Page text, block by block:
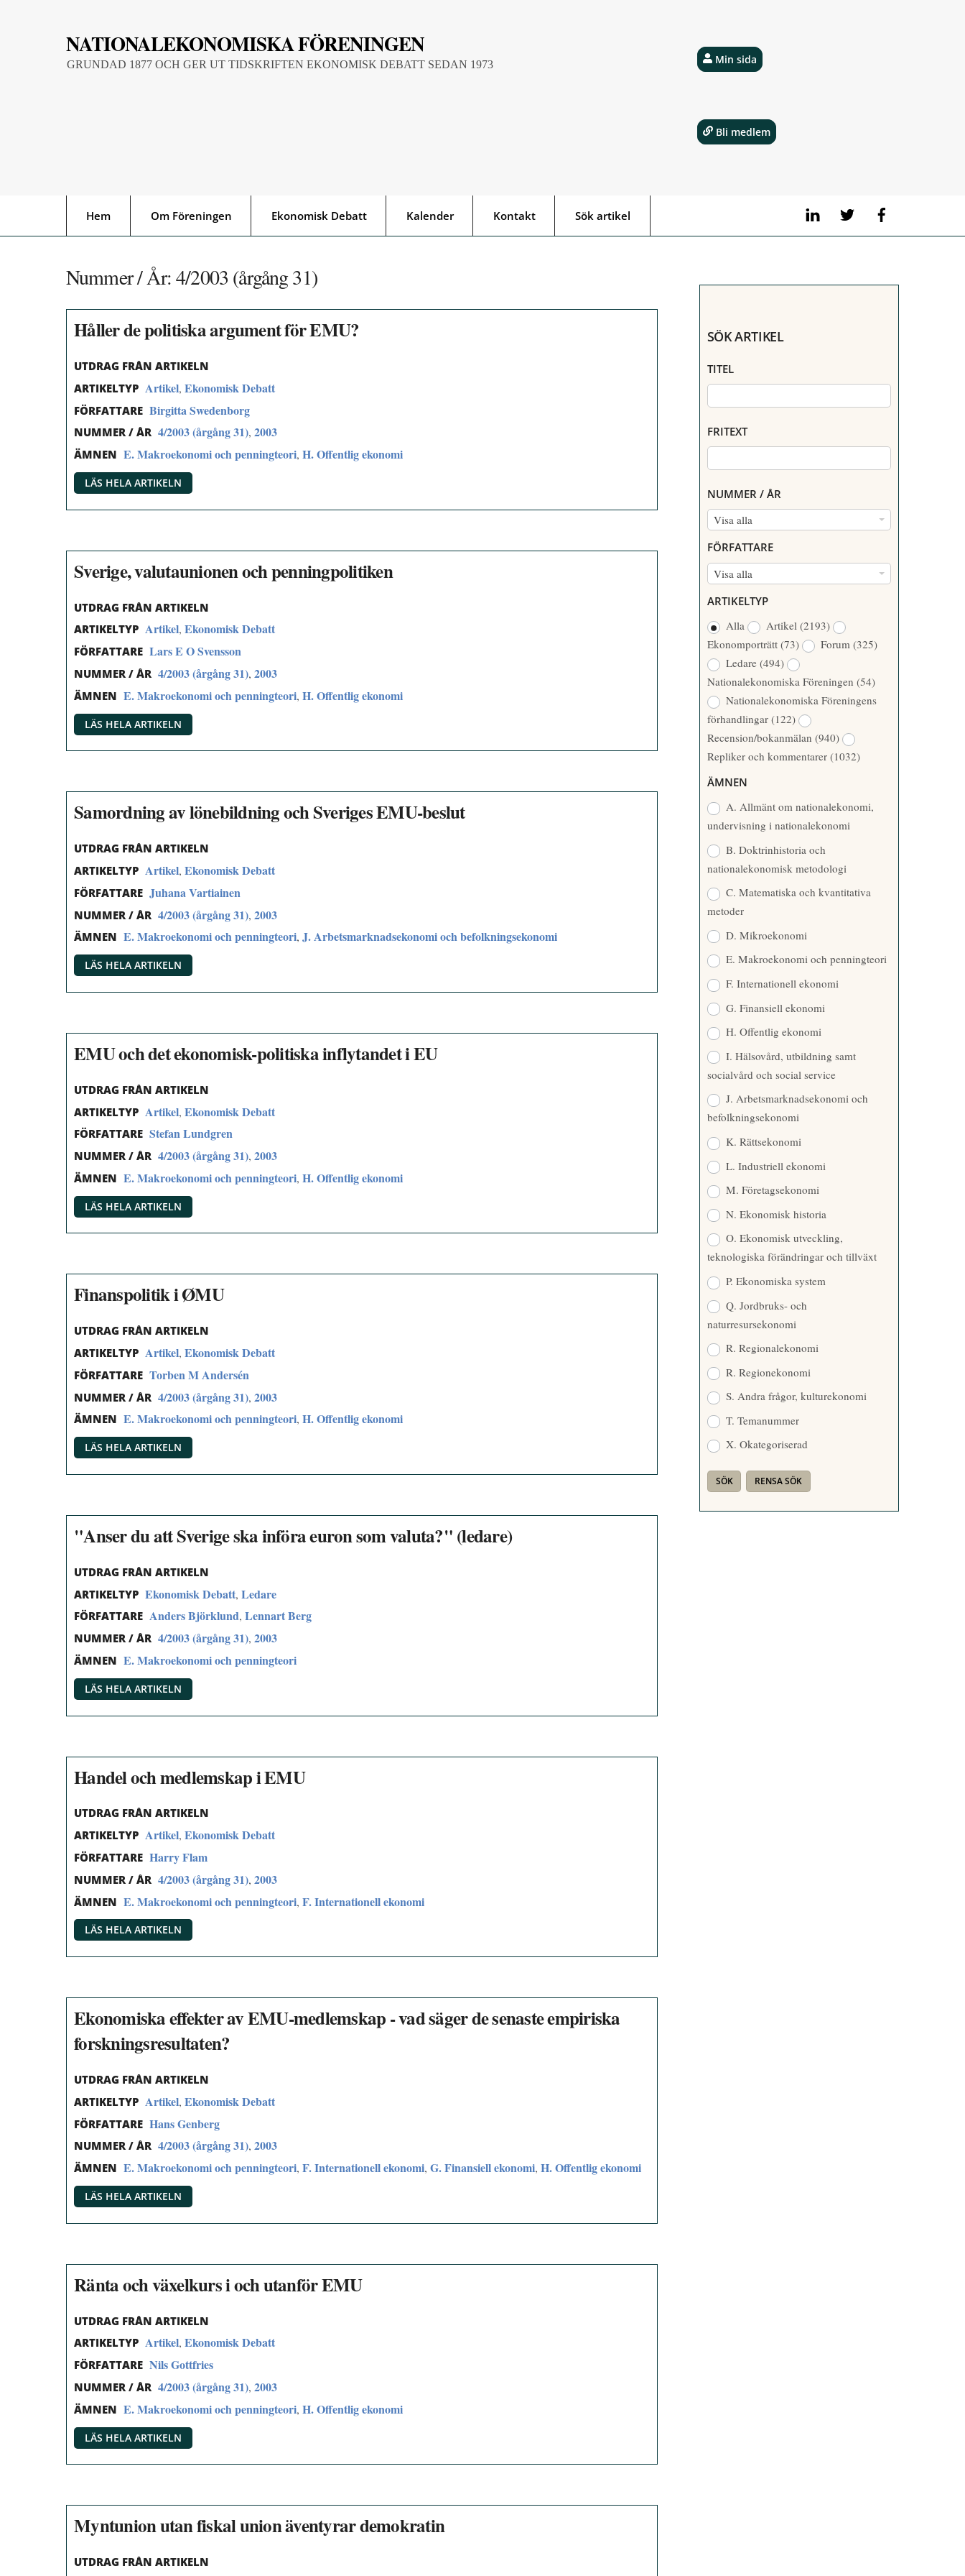
NATIONALEKONOMISKA FÖRENINGEN
GRUNDAD 1877 OCH GER UT TIDSKRIFTEN EKONOMISK DEBATT SEDAN 1973
LinkedIn Twitter
Hem Om Föreningen Ekonomisk Debatt Kalender Kontakt Sök artikel
Min sida
Bli medlem
Nummer / År:4/2003 (årgång 31)
Håller de politiska argument för EMU?
UTDRAG FRÅN ARTIKELN
ARTIKELTYP Artikel, Ekonomisk Debatt
FÖRFATTARE Birgitta Swedenborg
NUMMER / ÅR 4/2003 (årgång 31), 2003
ÄMNEN E. Makroekonomi och penningteori, H. Offentlig ekonomi
LÄS HELA ARTIKELN
Sverige, valutaunionen och penningpolitiken
UTDRAG FRÅN ARTIKELN
ARTIKELTYP Artikel, Ekonomisk Debatt
FÖRFATTARE Lars E O Svensson
NUMMER / ÅR 4/2003 (årgång 31), 2003
ÄMNEN E. Makroekonomi och penningteori, H. Offentlig ekonomi
LÄS HELA ARTIKELN
Samordning av lönebildning och Sveriges EMU-beslut
UTDRAG FRÅN ARTIKELN
ARTIKELTYP Artikel, Ekonomisk Debatt
FÖRFATTARE Juhana Vartiainen
NUMMER / ÅR 4/2003 (årgång 31), 2003
ÄMNEN E. Makroekonomi och penningteori, J. Arbetsmarknadsekonomi och befolkningsekonomi
LÄS HELA ARTIKELN
EMU och det ekonomisk-politiska inflytandet i EU
UTDRAG FRÅN ARTIKELN
ARTIKELTYP Artikel, Ekonomisk Debatt
FÖRFATTARE Stefan Lundgren
NUMMER / ÅR 4/2003 (årgång 31), 2003
ÄMNEN E. Makroekonomi och penningteori, H. Offentlig ekonomi
LÄS HELA ARTIKELN
Finanspolitik i ØMU
UTDRAG FRÅN ARTIKELN
ARTIKELTYP Artikel, Ekonomisk Debatt
FÖRFATTARE Torben M Andersén
NUMMER / ÅR 4/2003 (årgång 31), 2003
ÄMNEN E. Makroekonomi och penningteori, H. Offentlig ekonomi
LÄS HELA ARTIKELN
"Anser du att Sverige ska införa euron som valuta?" (ledare)
UTDRAG FRÅN ARTIKELN
ARTIKELTYP Ekonomisk Debatt, Ledare
FÖRFATTARE Anders Björklund, Lennart Berg
NUMMER / ÅR 4/2003 (årgång 31), 2003
ÄMNEN E. Makroekonomi och penningteori
LÄS HELA ARTIKELN
Handel och medlemskap i EMU
UTDRAG FRÅN ARTIKELN
ARTIKELTYP Artikel, Ekonomisk Debatt
FÖRFATTARE Harry Flam
NUMMER / ÅR 4/2003 (årgång 31), 2003
ÄMNEN E. Makroekonomi och penningteori, F. Internationell ekonomi
LÄS HELA ARTIKELN
Ekonomiska effekter av EMU-medlemskap - vad säger de senaste empiriska
forskningsresultaten?
UTDRAG FRÅN ARTIKELN
ARTIKELTYP Artikel, Ekonomisk Debatt
FÖRFATTARE Hans Genberg
NUMMER / ÅR 4/2003 (årgång 31), 2003
ÄMNEN E. Makroekonomi och penningteori, F. Internationell ekonomi, G. Finansiell ekonomi, H. Offentlig ekonomi
LÄS HELA ARTIKELN
Ränta och växelkurs i och utanför EMU
UTDRAG FRÅN ARTIKELN
ARTIKELTYP Artikel, Ekonomisk Debatt
FÖRFATTARE Nils Gottfries
NUMMER / ÅR 4/2003 (årgång 31), 2003
ÄMNEN E. Makroekonomi och penningteori, H. Offentlig ekonomi
LÄS HELA ARTIKELN
Myntunion utan fiskal union äventyrar demokratin
UTDRAG FRÅN ARTIKELN
SÖK ARTIKEL
TITEL
FRITEXT
NUMMER / ÅR
Visa alla
N
M
M
/
Å
R
FÖRFATTARE
Visa alla
R
F
A
T
T
A
R
E
ARTIKELTYP
Alla
Artikel (2193)
Ekonomporträtt (73) Forum (325)
Ledare (494)
Nationalekonomiska Föreningen (54)
Nationalekonomiska Föreningens
förhandlingar (122)
Recension/bokanmälan (940)
Repliker och kommentarer (1032)
ÄMNEN
A. Allmänt om nationalekonomi,
undervisning i nationalekonomi
B. Doktrinhistoria och
nationalekonomisk metodologi
C. Matematiska och kvantitativa
metoder
D. Mikroekonomi
E. Makroekonomi och penningteori
F. Internationell ekonomi
G. Finansiell ekonomi
H. Offentlig ekonomi
I. Hälsovård, utbildning samt
socialvård och social service
J. Arbetsmarknadsekonomi och
befolkningsekonomi
K. Rättsekonomi
L. Industriell ekonomi
M. Företagsekonomi
N. Ekonomisk historia
O. Ekonomisk utveckling,
teknologiska förändringar och tillväxt
P. Ekonomiska system
Q. Jordbruks- och
naturresursekonomi
R. Regionalekonomi
R. Regionekonomi
S. Andra frågor, kulturekonomi
T. Temanummer
X. Okategoriserad